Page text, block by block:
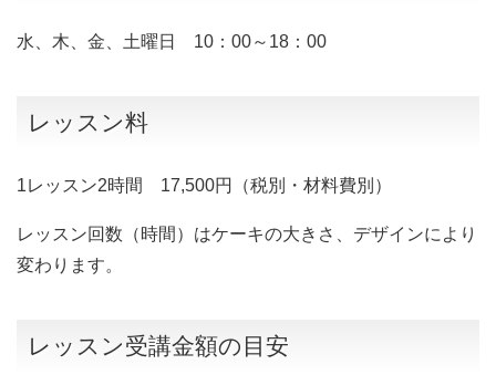
水、木、金、土曜日 10：00～18：00
レッスン料
1レッスン2時間 17,500円（税別・材料費別）
レッスン回数（時間）はケーキの大きさ、デザインにより
変わります。
レッスン受講金額の目安